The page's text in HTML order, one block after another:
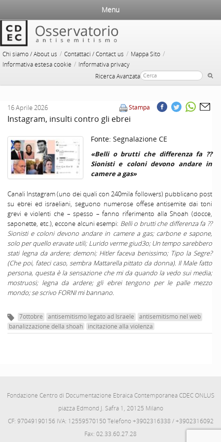
Chi siamo / About us / Contattaci / Contact us / Mappa Sito /
Informativa estesa cookie / Informativa privacy
Ricerca Avanzata
Menu
Stampa
16 Aprile 2026
Instagram, insulti contro gli ebrei
Fonte: Segnalazione CE
«Belli o brutti che differenza fa ??
Sionisti e coloni devono andare in
camere a gas»
Canali Instagram (uno dei quali con 240mila followers) pubblicano post
su ebrei ed israeliani, seguono numerose offese antisemite dai toni
grevi e violenti che – spesso – fanno riferimento alla Shoah (docce,
saponette, etc.), eccone alcuni esempi: Belli o brutti che differenza fa ??
Sionisti e coloni devono andare in camere a gas; carbone e sapone,
solo per quello eravate utili; Lurido verme giud3o; Un tempo sarebbero
stati legna da ardere; demoni; Hitler faceva benissimo; Tipo la Segre?
(Che poi, fateci caso, sembra Mattarella pittato da donna). Il Male fatto
persona, questa è la sensazione che mi da quando la vedo sui media;
mostruosi; legna da ardere; gli ebrei tengono per le palle mezzo
mondo; se scrivo FORNI mi bannano.
7ottobre antisemitismo legato ad Israele
antisemitismo nel web
banalizzazione della shoah
incitazione alla violenza
Fondazione Centro di Documentazione Ebraica Contemporanea CDEC ONLUS
piazza Edmond J. Safra 1, 20125 Milano
CF: 97049190156 IVA: 12559570150 Telefono +3902316338 / +3902316092
Fax: 02.33.60.27.28